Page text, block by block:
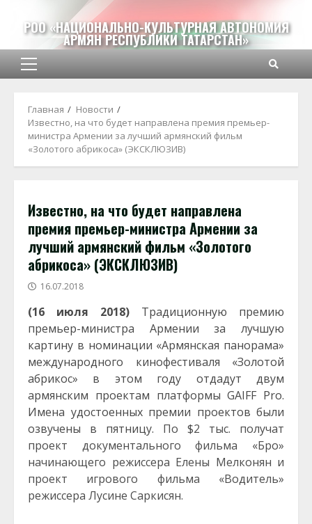
содержимому
РОО «НАЦИОНАЛЬНО-КУЛЬТУРНАЯ АВТОНОМИЯ
АРМЯН РЕСПУБЛИКИ ТАТАРСТАН»
Основное
Главная
Новости
Известно, на что будет направлена премия премьер-
министра Армении за лучший армянский фильм
«Золотого абрикоса» (ЭКСКЛЮЗИВ)
Известно, на что будет направлена
премия премьер-министра Армении за
лучший армянский фильм «Золотого
абрикоса» (ЭКСКЛЮЗИВ)
16.07.2018
(16 июля 2018) Традиционную премию
премьер-министра Армении за лучшую
картину в номинации «Армянская панорама»
международного кинофестиваля «Золотой
абрикос» в этом гoду отдадут двум
армянским проектам платформы GAIFF Pro.
Имена удостоенных премии проектов были
озвучены в пятницу. По $2 тыс. получат
проект документального фильма «Бро»
начинающего режиссера Елены Мелконян и
проект игрового фильма «Водитель»
режиссера Лусине Саркисян.